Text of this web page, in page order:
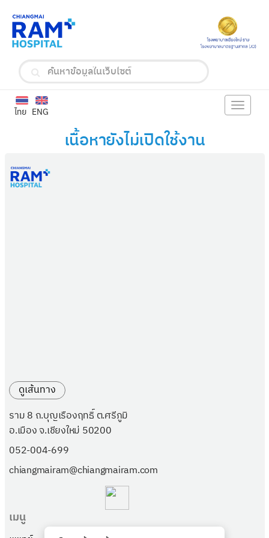
ENG
ไทย Toggle
เนื้อหายังไม่เปิดใช้งาน
เมนู
ดูเส้นทาง
ราม 8 ถ.บุญเรืองฤทธิ์ ต.ศรีภูมิ
อ.เมือง จ.เชียงใหม่ 50200
052-004-699
chiangmairam@chiangmairam.com